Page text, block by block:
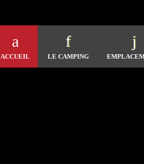
ACCUEIL LE CAMPING